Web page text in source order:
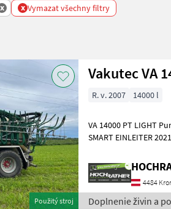
x x Vymazat všechny filtry
Použitý stroj
Vakutec VA
R. v. 2007 14000 l
VA 14000 PT LIGHT
SMART EINLEITER
4484
Doplnenie živin a